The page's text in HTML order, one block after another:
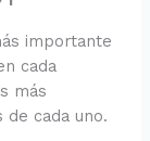
importante
cada
más
de cada uno.